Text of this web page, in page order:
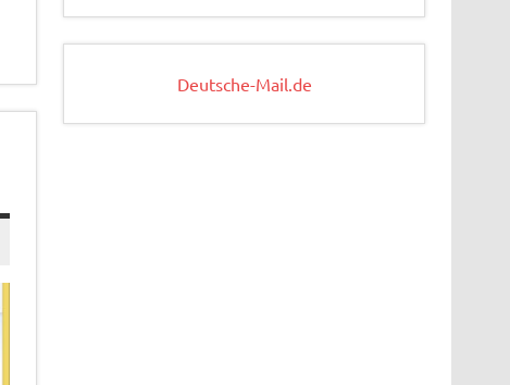
Deutsche-Mail.de